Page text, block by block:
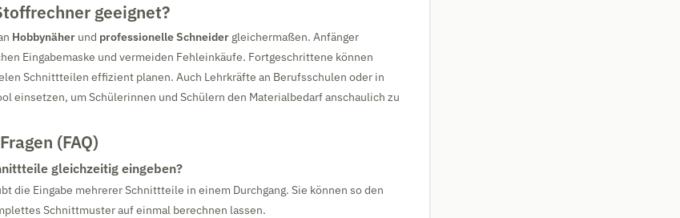
geeignet?
Hobbynäher und professionelle Schneider gleichermaßen. Anfänger
Eingabemaske und vermeiden Fehleinkäufe. Fortgeschrittene können
Schnittteilen effizient planen. Auch Lehrkräfte an Berufsschulen oder in
einsetzen, um Schülerinnen und Schülern den Materialbedarf anschaulich zu
(FAQ)
gleichzeitig eingeben?
die Eingabe mehrerer Schnittteile in einem Durchgang. Sie können so den
Schnittmuster auf einmal berechnen lassen.